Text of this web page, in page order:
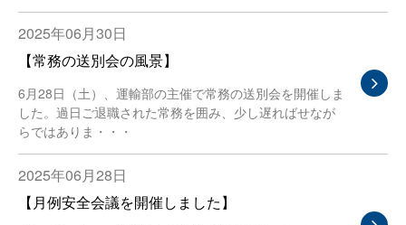
2025年06月30日
【常務の送別会の風景】
6月28日（土）、運輸部の主催で常務の送別会を開催しま
した。過日ご退職された常務を囲み、少し遅ればせなが
らではありま・・・
2025年06月28日
【月例安全会議を開催しました】